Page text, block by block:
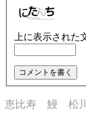
上に表示された
恵比寿 鰻 松川